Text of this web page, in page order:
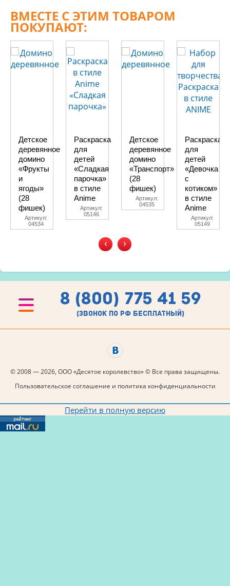
ВМЕСТЕ С ЭТИМ ТОВАРОМ
ПОКУПАЮТ:
Детское
деревянное
домино
«Фрукты
и
ягоды»
(28
фишек)
Артикул:
04534
Раскраска
для
детей
«Сладкая
парочка»
в стиле
Anime
Артикул:
05146
Детское
деревянное
домино
«Транспорт»
(28
фишек)
Артикул:
04535
Раскраска
для
детей
«Девочка
с
котиком»
в стиле
Anime
Артикул:
05149
‹ ›
8 (800) 775 41 59
(звонок по рф бесплатный)
© 2008 — 2026, ООО «Десятое королевство» © Все права защищены.
Пользовательское соглашение и политика конфиденциальности
Перейти в полную версию